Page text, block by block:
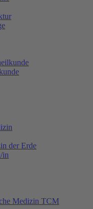
der Erde
in
Medizin TCM